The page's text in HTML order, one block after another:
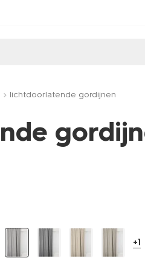
lichtdoorlatende gordijnen
+1